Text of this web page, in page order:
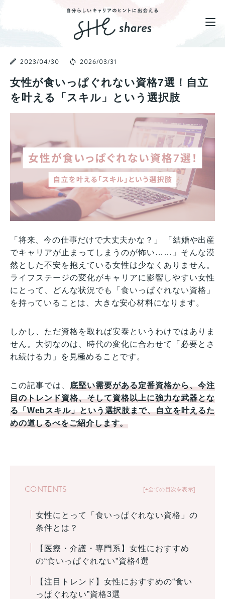
2023/04/30 2026/03/31
女性が食いっぱぐれない資格7選！自立
を叶える「スキル」という選択肢
「将来、今の仕事だけで大丈夫かな？」 「結婚や出産
でキャリアが止まってしまうのが怖い……」そんな漠
然とした不安を抱えている女性は少なくありません。
ライフステージの変化がキャリアに影響しやすい女性
にとって、どんな状況でも「食いっぱぐれない資格」
を持っていることは、大きな安心材料になります。
しかし、ただ資格を取れば安泰というわけではありま
せん。大切なのは、時代の変化に合わせて「必要とさ
れ続ける力」を見極めることです。
この記事では、底堅い需要がある定番資格から、今注
目のトレンド資格、そして資格以上に強力な武器とな
る「Webスキル」という選択肢まで、自立を叶えるた
めの道しるべをご紹介します。
+全ての目次を表示
CONTENTS
女性にとって「食いっぱぐれない資格」の
条件とは？
【医療・介護・専門系】女性におすすめ
の“食いっぱぐれない”資格4選
【注目トレンド】女性におすすめの“食い
っぱぐれない”資格3選